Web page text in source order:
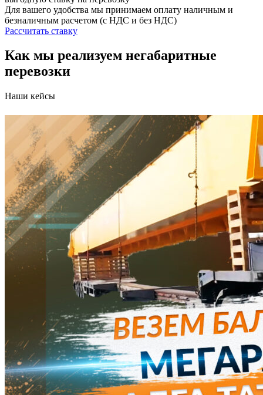
Для вашего удобства мы принимаем оплату наличным и
безналичным расчетом (с НДС и без НДС)
Рассчитать ставку
Как мы реализуем негабаритные
перевозки
Наши кейсы